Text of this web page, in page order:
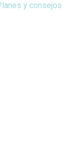
y consejos